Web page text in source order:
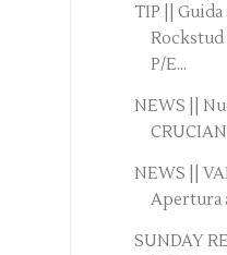
TIP ||
P/E...
NEWS ||
NEWS ||
Apertura
SUNDAY